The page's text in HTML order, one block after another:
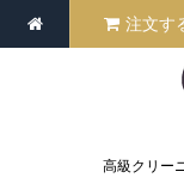
高級クリー
注文す